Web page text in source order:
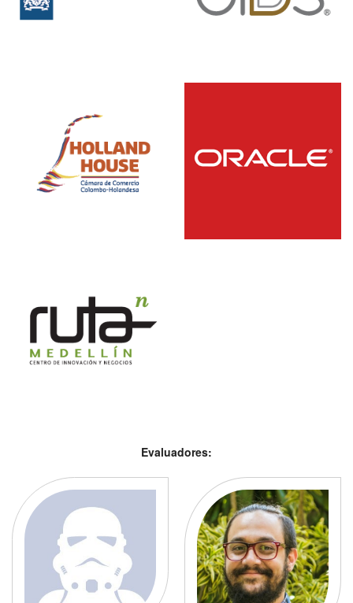
Evaluadores: